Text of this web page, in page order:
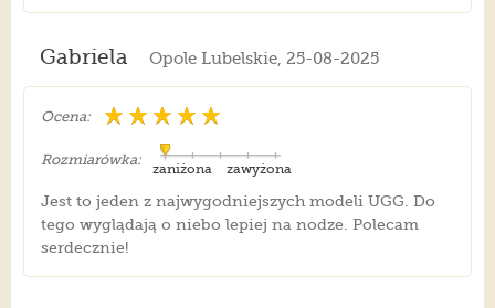
Gabriela Opole Lubelskie, 25-08-2025
Ocena:
Rozmiarówka:
zawyżona
zaniżona
Jest to jeden z najwygodniejszych modeli UGG. Do
tego wyglądają o niebo lepiej na nodze. Polecam
serdecznie!